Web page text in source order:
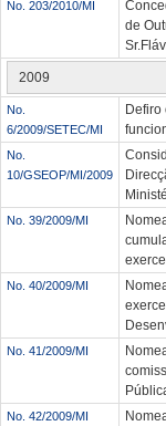
No. 203/2010/MI
de
2009
No.
6/2009/SETEC/MI
Defiro
No.
10/GSEOP/MI/2009
No. 39/2009/MI
No. 40/2009/MI
No. 41/2009/MI
No. 42/2009/MI